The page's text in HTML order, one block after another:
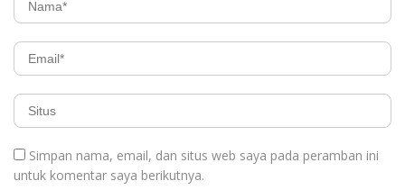
Simpan nama, email, dan situs web saya pada peramban ini
untuk komentar saya berikutnya.